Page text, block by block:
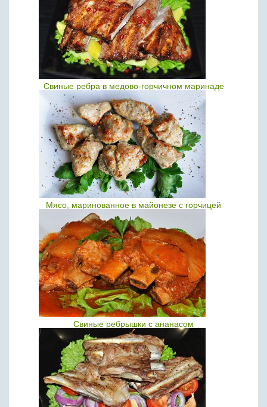
Свиные ребра в медово-горчичном маринаде
Мясо, маринованное в майонезе с горчицей
Свиные ребрышки с ананасом